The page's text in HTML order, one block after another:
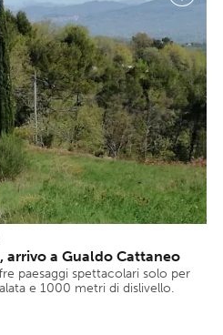
arrivo a Gualdo Cattaneo
paesaggi spettacolari solo per
e 1000 metri di dislivello.